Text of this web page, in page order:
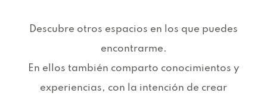
Descubre otros espacios en los que puedes
encontrarme.
En ellos también comparto conocimientos y
experiencias, con la intención de crear